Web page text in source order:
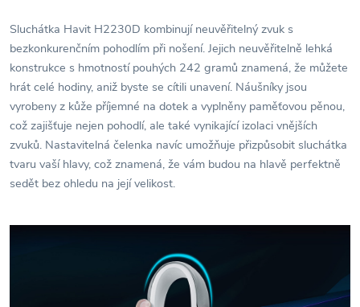
Sluchátka Havit H2230D kombinují neuvěřitelný zvuk s
bezkonkurenčním pohodlím při nošení. Jejich neuvěřitelně lehká
konstrukce s hmotností pouhých 242 gramů znamená, že můžete
hrát celé hodiny, aniž byste se cítili unavení. Náušníky jsou
vyrobeny z kůže příjemné na dotek a vyplněny paměťovou pěnou,
což zajišťuje nejen pohodlí, ale také vynikající izolaci vnějších
zvuků. Nastavitelná čelenka navíc umožňuje přizpůsobit sluchátka
tvaru vaší hlavy, což znamená, že vám budou na hlavě perfektně
sedět bez ohledu na její velikost.